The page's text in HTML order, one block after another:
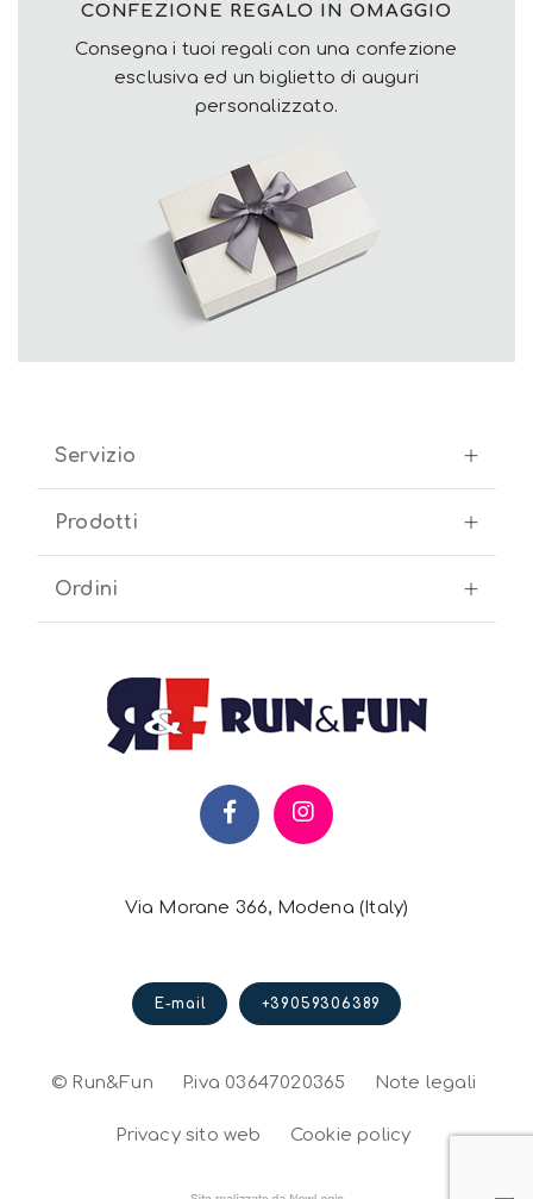
CONFEZIONE REGALO IN OMAGGIO
Consegna i tuoi regali con una confezione
esclusiva ed un biglietto di auguri
personalizzato.
Servizio
Prodotti
Ordini
Via Morane 366, Modena (Italy)
E-mail +39059306389
© Run&Fun P.iva 03647020365 Note legali
Privacy sito web Cookie policy